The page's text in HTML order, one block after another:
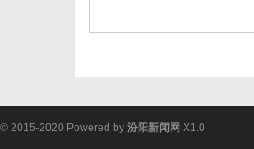
© 2015-2020 Powered by 汾阳新闻网 X1.0